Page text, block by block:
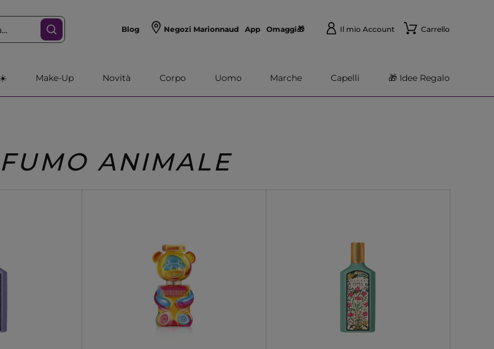
Blog Negozi Marionnaud App Omaggi🎁 Il mio Account Carrello
Make-Up Novità Corpo Uomo Marche Capelli 🎁 Idee Regalo
ANIMALE